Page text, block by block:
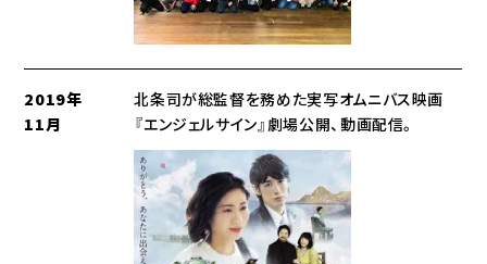
2019年
11月
北条司が総監督を務めた実写オムニバス映画
『エンジェルサイン』劇場公開、動画配信。